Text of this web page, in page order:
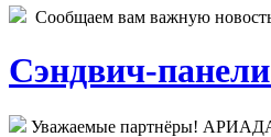
Сообщаем вам важную
Сэндвич-
Уважаемые партнёры!